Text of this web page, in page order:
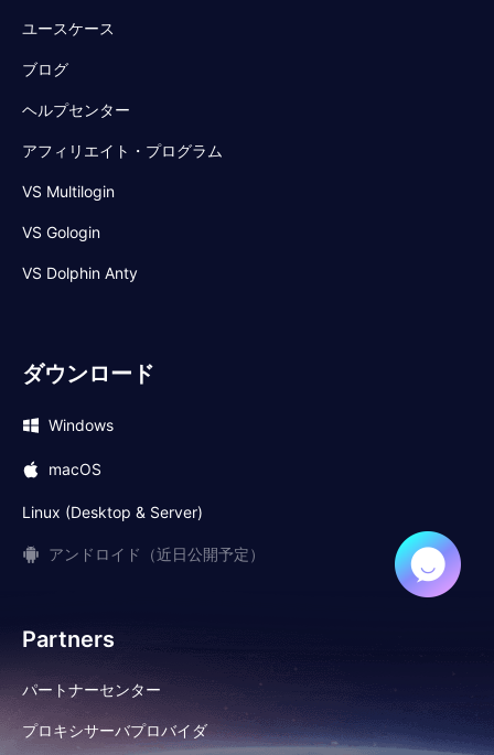
ユースケース
ブログ
ヘルプセンター
アフィリエイト・プログラム
VS Multilogin
VS Gologin
VS Dolphin Anty
ダウンロード
Windows
macOS
Linux (Desktop & Server)
アンドロイド（近日公開予定）
Partners
パートナーセンター
プロキシサーバプロバイダ